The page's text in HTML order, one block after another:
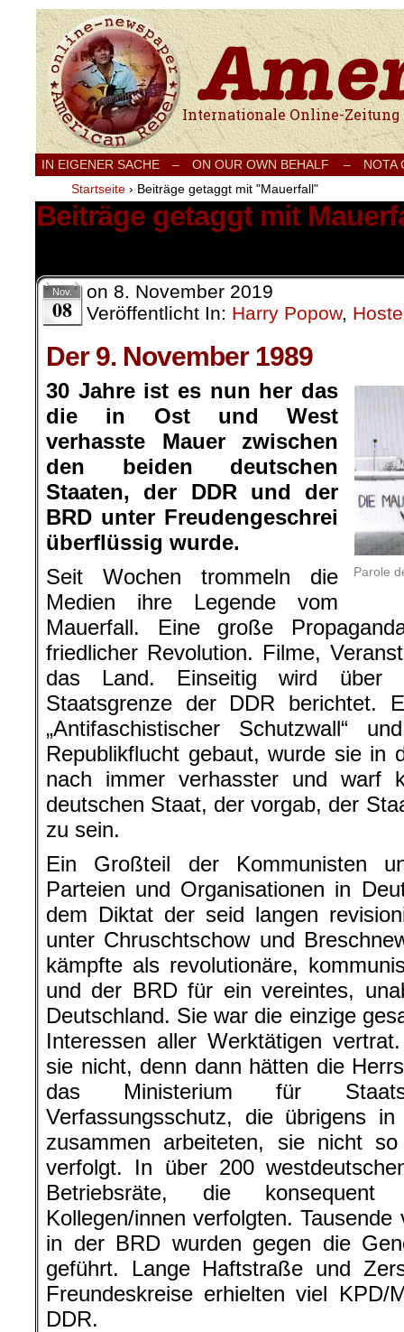
Internationale Onlinezeitung für Frieden,
IN EIGENER SACHE – ON OUR OWN BEHALF –
NOTA
Startseite › Beiträge getaggt mit "Mauerfall"
Beiträge getaggt mit
Nov.
08
on 8. November 2019
Veröffentlicht In: Harry Popow,
Der 9. November 1989
Parole
30 Jahre ist es nun her das
die in Ost und West
verhasste Mauer zwischen
den beiden deutschen
Staaten, der DDR und der
BRD unter Freudengeschrei
überflüssig wurde.
Seit Wochen trommeln die
Medien ihre Legende vom
Mauerfall. Eine große
friedlicher Revolution. Filme,
das Land. Einseitig wird über
Staatsgrenze der DDR berichtet.
„Antifaschistischer Schutzwall“
Republikflucht gebaut, wurde sie in
nach immer verhasster und warf
deutschen Staat, der vorgab, der
zu sein.
Ein Großteil der Kommunisten
Parteien und Organisationen in
dem Diktat der seid langen
unter Chruschtschowund
kämpfte als revolutionäre,
und der BRD für ein vereintes,
Deutschland. Sie war die einzige
Interessen aller Werktätigen
sie nicht, denn dann hätten die
das Ministerium für
Verfassungsschutz, die übrigens
zusammen arbeiteten, sie nicht
verfolgt. In über 200
Betriebsräte, die
Kollegen/innen verfolgten.
in der BRD wurden gegen die
geführt. Lange Haftstraße und
Freundeskreise erhielten viel KPD/
DDR.